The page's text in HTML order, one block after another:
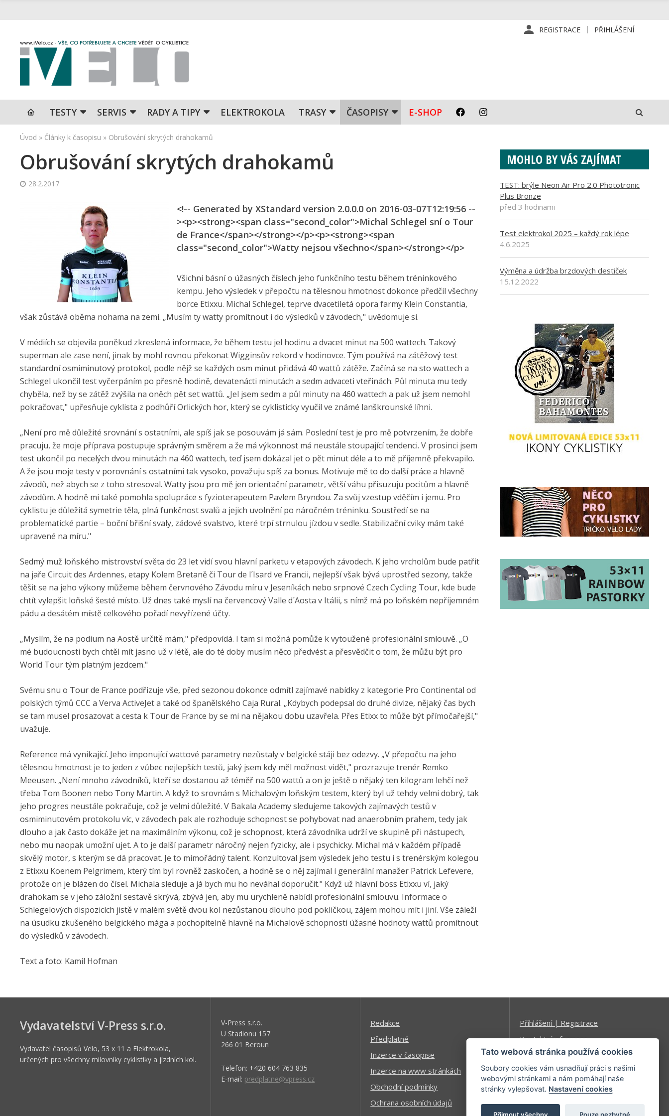
REGISTRACE PŘIHLÁŠENÍ
TESTY SERVIS RADY A TIPY ELEKTROKOLA TRASY ČASOPISY E-SHOP
Úvod » Články k časopisu » Obrušování skrytých drahokamů
Obrušování skrytých drahokamů
28.2.2017
<!-- Generated by XStandard version 2.0.0.0 on 2016-03-07T12:19:56 --
><p><strong><span class="second_color">Michal Schlegel sní o Tour
de France</span></strong></p><p><strong><span
class="second_color">Watty nejsou všechno</span></strong></p>
Všichni básní o úžasných číslech jeho funkčního testu během tréninkového
kempu. Jeho výsledek v přepočtu na tělesnou hmotnost dokonce předčil všechny
borce Etixxu. Michal Schlegel, teprve dvacetiletá opora farmy Klein Constantia,
však zůstává oběma nohama na zemi. „Musím ty watty promítnout i do výsledků v závodech," uvědomuje si.
V médiích se objevila poněkud zkreslená informace, že během testu jel hodinu a dvacet minut na 500 wattech. Takový
superman ale zase není, jinak by mohl rovnou překonat Wigginsův rekord v hodinovce. Tým používá na zátěžový test
standardní osmiminutový protokol, podle nějž se každých osm minut přidává 40 wattů zátěže. Začíná se na sto wattech a
Schlegel ukončil test vyčerpáním po přesně hodině, devatenácti minutách a sedm advaceti vteřinách. Půl minuta mu tedy
chyběla, než by se zátěž zvýšila na oněch pět set wattů. „Jel jsem sedm a půl minuty na 460 wattech a pak už jsem nemohl
pokračovat," upřesňuje cyklista z podhůří Orlických hor, který se cyklisticky vyučil ve známé lanškrounské líhni.
„Není pro mě důležité srovnání s ostatními, ale spíš jak se posouvám já sám. Poslední test je pro mě potvrzením, že dobře
pracuju, že moje příprava postupuje správným směrem a že má výkonnost má neustále stoupající tendenci. V prosinci jsem
test ukončil po necelých dvou minutách na 460 wattech, teď jsem dokázal jet o pět minut déle a to mě příjemně překvapilo.
A že jsou moje testy v porovnání s ostatními tak vysoko, považuju spíš za bonus. Motivuje mě to do další práce a hlavně
závodů, než abych se z toho stresoval. Watty jsou pro mě jen orientační parametr, větší váhu přisuzuju pocitům a hlavně
závodům. A hodně mi také pomohla spolupráce s fyzioterapeutem Pavlem Bryndou. Za svůj vzestup vděčím i jemu. Pro
cyklistu je důležitá symetrie těla, plná funkčnost svalů a jejich uvolnění po náročném tréninku. Soustředí se na
problematické partie – boční břišní svaly, zádové svalstvo, které trpí strnulou jízdou v sedle. Stabilizační cviky mám také
upravené na míru."
Sedmý muž loňského mistrovství světa do 23 let vidí svou hlavní parketu v etapových závodech. K jeho vrcholům bude patřit
na jaře Circuit des Ardennes, etapy Kolem Bretaně či Tour de l´Isard ve Francii, nejlepší však bývá uprostřed sezony, takže
těšit se na jeho výkony můžeme během červnového Závodu míru v Jeseníkách nebo srpnové Czech Cycling Tour, kde bude
chtít vylepšit loňské šesté místo. Už dnes také myslí na červencový Valle d´Aosta v Itálii, s nímž má po loňském nepříjemném
pádu a desátém místě celkového pořadí nevyřízené účty.
„Myslím, že na podium na Aostě určitě mám," předpovídá. I tam si možná pomůže k vytoužené profesionální smlouvě. „O
mé budoucnosti bych chtěl mít jasno už v létě, ale do té doby musím něco předvést a přesvědčit o tom, že můžu být pro
World Tour tým platným jezdcem."
Svému snu o Tour de France podřizuje vše, před sezonou dokonce odmítl zajímavé nabídky z kategorie Pro Continental od
polských týmů CCC a Verva ActiveJet a také od španělského Caja Rural. „Kdybych podepsal do druhé divize, nějaký čas bych
se tam musel prosazovat a cesta k Tour de France by se mi na nějakou dobu uzavřela. Přes Etixx to může být přímočařejší,"
uvažuje.
Reference má vynikající. Jeho imponující wattové parametry nezůstaly v belgické stáji bez odezvy. „V přepočtu na jeho
tělesnou hmotnost je to jeden z vůbec nejlepších testů, jaký jsem kdy měl možnost vidět," prozrazuje trenér Remko
Meeusen. „Není mnoho závodníků, kteří se dostanou až téměř na 500 wattů a on je ještě o nějaký ten kilogram lehčí než
třeba Tom Boonen nebo Tony Martin. A když to srovnám s Michalovým loňským testem, který byl už tehdy velmi dobrý, tak
jeho progres neustále pokračuje, což je velmi důležité. V Bakala Academy sledujeme takových zajímavých testů v
osmiminutovém protokolu víc, v závodech pak ale rozhoduje schopnost se pohybovat nad anaerobním prahem, tedy jak
dlouho a jak často dokáže jet na maximálním výkonu, což je schopnost, která závodníka udrží ve skupině při nástupech,
nebo mu naopak umožní ujet. A to je další parametr náročný nejen fyzicky, ale i psychicky. Michal má v každém případě
skvělý motor, s kterým se dá pracovat. Je to mimořádný talent. Konzultoval jsem výsledek jeho testu i s trenérským kolegou
z Etixxu Koenem Pelgrimem, který tím byl rovněž zaskočen, a hodně se o něj zajímal i generální manažer Patrick Lefevere,
protože on je blázen do čísel. Michala sleduje a já bych mu ho neváhal doporučit." Když už hlavní boss Etixxu ví, jaký
drahokam se v jeho záložní sestavě skrývá, zbývá jen, aby mu urychleně nabídl profesionální smlouvu. Informace o
Schlegelových dispozicích jistě v malém světě dvou kol nezůstanou dlouho pod pokličkou, zájem mohou mít i jiní. Vše záleží
na úsudku zkušeného belgického mága a pochopitelně hlavně na Michalově schopnosti úžasné hodnoty wattů promítnout
do výsledků v závodech.
Text a foto: Kamil Hofman
MOHLO BY VÁS ZAJÍMAT
TEST: brýle Neon Air Pro 2.0 Phototronic
Plus Bronze
před 3 hodinami
Test elektrokol 2025 – každý rok lépe
4.6.2025
Výměna a údržba brzdových destiček
15.12.2022
Vydavatelství V-Press s.r.o.
Vydavatel časopisů Velo, 53 x 11 a Elektrokola,
určených pro všechny milovníky cyklistiky a jízdních kol.
V-Press s.r.o.
U Stadionu 157
266 01 Beroun
Telefon: +420 604 763 835
E-mail: predplatne@vpress.cz
Redakce
Předplatné
Inzerce v časopise
Inzerce na www stránkách
Obchodní podmínky
Ochrana osobních údajů
Příhlášení | Registrace
Kontaktní informace
Mapa stránek
Tato webová stránka používá cookies
Soubory cookies vám usnadňují práci s našimi
webovými stránkami a nám pomáhají naše
stránky vylepšovat. Nastavení cookies
Přijmout všechny Pouze nezbytné